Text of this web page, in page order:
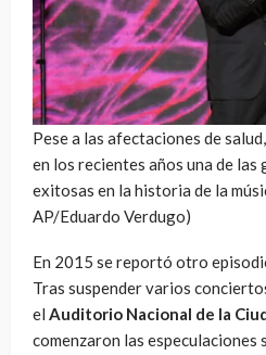
Pese a las afectaciones de
en los recientes años una de
exitosas en la historia de la
AP/Eduardo Verdugo)
En 2015 se reportó otro
Tras suspender varios
el Auditorio Nacional de la
comenzaron las especulaciones